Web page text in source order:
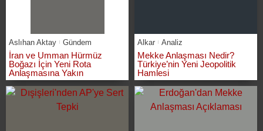
Aslıhan Aktay Gündem
İran ve Umman Hürmüz
Boğazı İçin Yeni Rota
Anlaşmasına Yakın
Alkar Analiz
Mekke Anlaşması Nedir?
Türkiye’nin Yeni Jeopolitik
Hamlesi